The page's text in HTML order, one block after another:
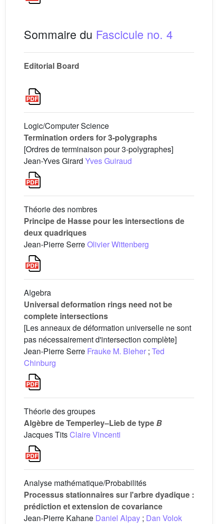
Sommaire du Fascicule no. 4
Editorial Board
Logic/Computer Science
Termination orders for 3-polygraphs
[Ordres de terminaison pour 3-polygraphes]
Jean-Yves Girard Yves Guiraud
Théorie des nombres
Principe de Hasse pour les intersections de
deux quadriques
Jean-Pierre SerreOlivier Wittenberg
Algebra
Universal deformation rings need not be
complete intersections
[Les anneaux de déformation universelle ne sont
pas nécessairement d'intersection complète]
Jean-Pierre Serre Frauke M. Bleher ; Ted
Chinburg
Théorie des groupes
Algèbre de Temperley–Lieb de typeB
Jacques TitsClaire Vincenti
Analyse mathématique/Probabilités
Processus stationnaires sur l'arbre dyadique :
prédiction et extension de covariance
Jean-Pierre Kahane Daniel Alpay ; Dan Volok